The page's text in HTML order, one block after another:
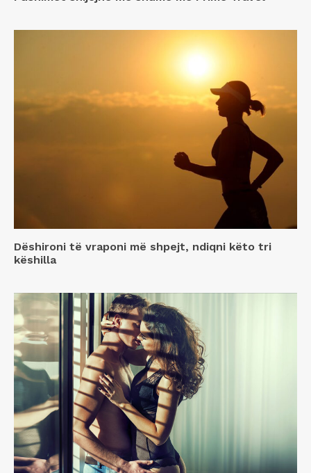
Dëshironi të vraponi më shpejt, ndiqni këto tri
këshilla